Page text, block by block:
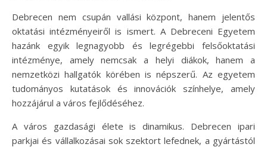
Debrecen nem csupán vallási központ, hanem jelentős
oktatási intézményeiről is ismert. A Debreceni Egyetem
hazánk egyik legnagyobb és legrégebbi felsőoktatási
intézménye, amely nemcsak a helyi diákok, hanem a
nemzetközi hallgatók körében is népszerű. Az egyetem
tudományos kutatások és innovációk színhelye, amely
hozzájárul a város fejlődéséhez.
A város gazdasági élete is dinamikus. Debrecen ipari
parkjai és vállalkozásai sok szektort lefednek, a gyártástól